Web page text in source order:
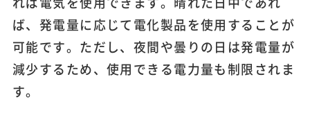
ば、発電量に応じて電化製品を使用することが
可能です。ただし、夜間や曇りの日は発電量が
減少するため、使用できる電力量も制限されま
す。